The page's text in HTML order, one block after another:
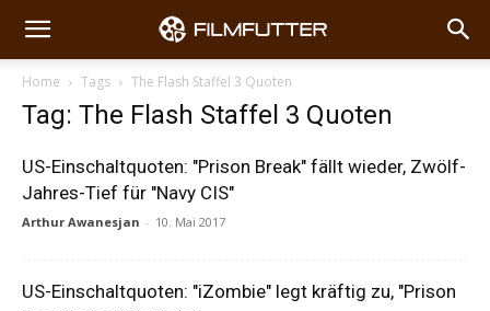
Home Tags The Flash Staffel 3 Quoten
Tag: The Flash Staffel 3 Quoten
US-Einschaltquoten: "Prison Break" fällt wieder, Zwölf-
Jahres-Tief für "Navy CIS"
Arthur Awanesjan - 10. Mai 2017
US-Einschaltquoten: "iZombie" legt kräftig zu, "Prison